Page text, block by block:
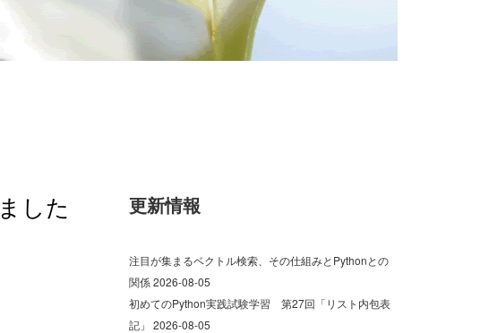
した 更新情報
注目が集まるベクトル検索、その仕組みとPythonとの
関係2026-08-05
初めてのPython実践試験学習 第27回「リスト内包表
記」 2026-08-05